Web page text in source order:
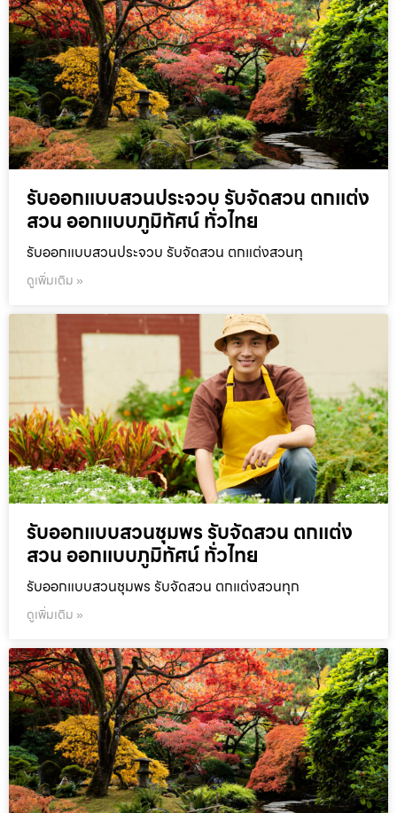
รับออกแบบสวนประจวบ รับจัดสวน ตกแต่ง
สวน ออกแบบภูมิทัศน์ ทั่วไทย
รับออกแบบสวนประจวบ รับจัดสวน ตกแต่งสวนทุ
ดูเพิ่มเติม »
รับออกแบบสวนชุมพร รับจัดสวน ตกแต่ง
สวน ออกแบบภูมิทัศน์ ทั่วไทย
รับออกแบบสวนชุมพร รับจัดสวน ตกแต่งสวนทุก
ดูเพิ่มเติม »